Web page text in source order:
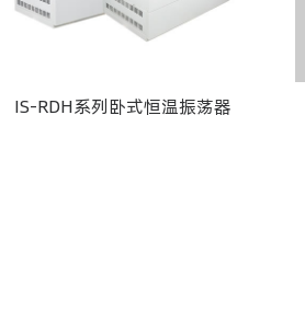
IS-RDH系列卧式恒温振荡器